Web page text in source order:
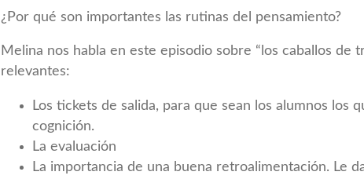
¿Por qué son importantes las rutinas del pensamiento?
Melina nos habla en este episodio sobre “los caballos de
relevantes:
Los tickets de salida, para que sean los alumnos los
cognición.
La evaluación
La importancia de una buena retroalimentación. Le